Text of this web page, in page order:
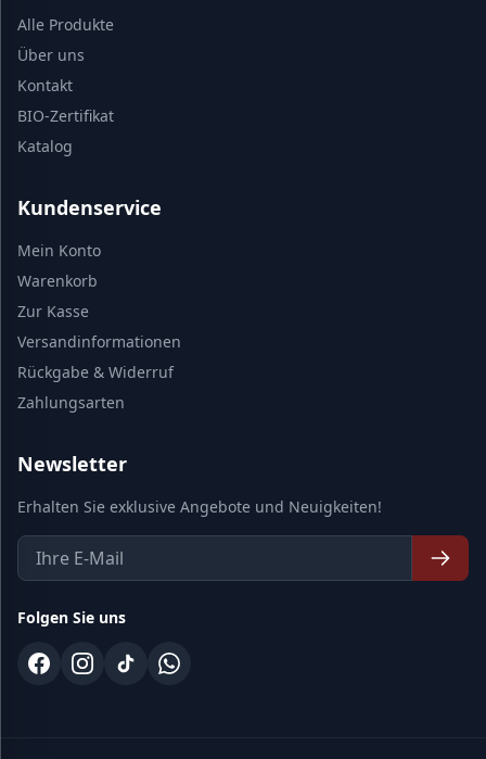
Alle Produkte
Über uns
Kontakt
BIO-Zertifikat
Katalog
Kundenservice
Mein Konto
Warenkorb
Zur Kasse
Versandinformationen
Rückgabe & Widerruf
Zahlungsarten
Newsletter
Erhalten Sie exklusive Angebote und Neuigkeiten!
Folgen Sie uns